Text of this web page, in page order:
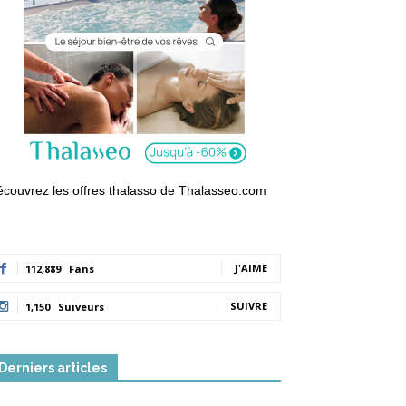
les offres thalasso de Thalasseo.com
112,889 Fans J'AIME
1,150 Suiveurs SUIVRE
articles